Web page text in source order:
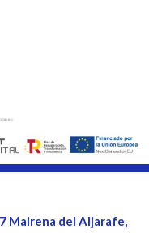
Mairena del Aljarafe,